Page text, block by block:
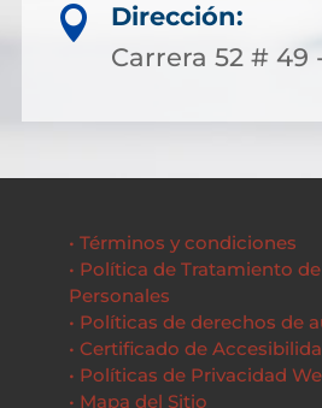

Dirección:
Carrera 52 # 49
• Términos y condiciones
• Política de Tratamiento
Personales
• Políticas de derechos de
• Certificado de
• Políticas de Privacidad
• Mapa del Sitio